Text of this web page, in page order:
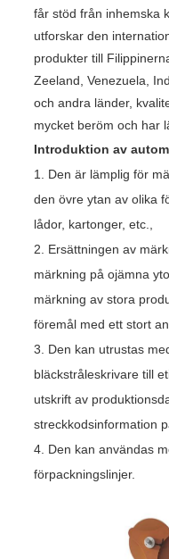
får stöd från inhemska
utforskar den
produkter till
Zeeland, Venezuela,
och andra länder,
mycket beröm och har
Introduktion av
1. Den är lämplig för
den övre ytan av olika
lådor, kartonger, etc.,
2. Ersättningen av
märkning på ojämna
märkning av stora
föremål med ett stort
3. Den kan utrustas
bläckstråleskrivare till
utskrift av
streckkodsinformation
4. Den kan användas
förpackningslinjer.